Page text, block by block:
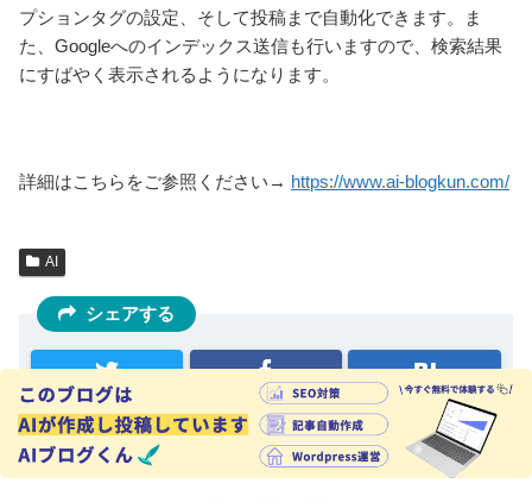
プションタグの設定、そして投稿まで自動化できます。ま
た、Googleへのインデックス送信も行いますので、検索結果
にすばやく表示されるようになります。
詳細はこちらをご参照ください→ https://www.ai-blogkun.com/
AI
シェアする